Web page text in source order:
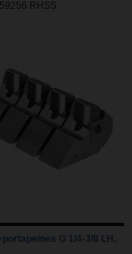
RHSS
G 1/4-3/8 LH,